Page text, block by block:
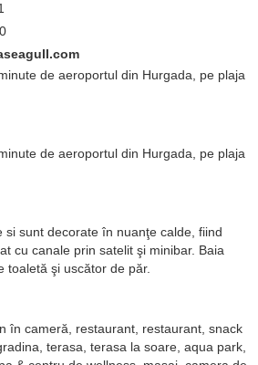
de aeroportul din Hurgada, pe plaja
de aeroportul din Hurgada, pe plaja
si sunt decorate în nuanţe calde, fiind
cu canale prin satelit şi minibar. Baia
toaletă şi uscător de păr.
în cameră, restaurant, restaurant, snack
terasa, terasa la soare, aqua park,